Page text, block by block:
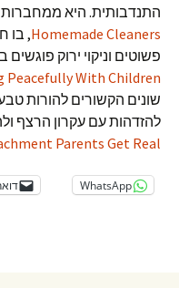
התנדבותית. היא
Homemade Cleaners, בו
פשוטים וניקוי ירוק
Peacefully With Children
שונים הקשורים להורות
להזדהות עם עקרון הרצף
Parents Get Real
WhatsApp